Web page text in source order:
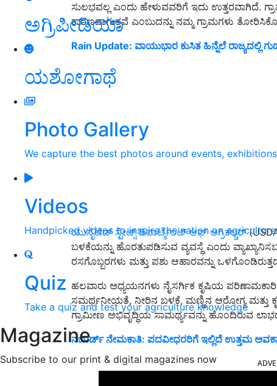
ಅಗ್ರಿಪೀಡಿಯಾ
ಯಶೋಗಾಥೆ
Photo Gallery
We capture the best photos around events,
Videos
Handpicked videos to inspire the nation on
Quiz
Take a quiz and test your agriculture knowledge
Magazine
Subscribe to our print & digital magazines now
ಸುಲಭವಲ್ಲ ಎಂದು ಹೇಳುವವರಿಗೆ ಇದು ಉತ್ತರವಾಗಿದೆ.
ಕಾರಣವಾಗುತ್ತವೆ ಎಂಬುದನ್ನು ನಮ್ಮ ಗ್ರಾಮಗಳು
Rain Update: ವಾಯುಭಾರ ಕುಸಿತ ಹಿನ್ನೆಲೆ ರಾಜ್ಯದಲ್ಲಿ
ಯುನೈಟೆಡ್ ಸ್ಟೇಟ್ಸ್ ಡಿಪಾರ್ಟ್ಮೆಂಟ್ ಆಫ್ ಅಗ್ರಿಕಲ್ಚರ್
ಬಳಕೆಯನ್ನು ಹೊರತುಪಡಿಸುವ ವ್ಯವಸ್ಥೆ ಎಂದು
ರಸಗೊಬ್ಬರಗಳು ಮತ್ತು ಪಶು ಆಹಾರವನ್ನು
ಹಲವಾರು ಅಧ್ಯಯನಗಳು ನೈಸರ್ಗಿಕ ಕೃಷಿಯ
ಸಮರ್ಥನೀಯತೆ, ನೀರಿನ ಬಳಕೆ, ಮಣ್ಣಿನ ಆರೋಗ್ಯ ಮತ್ತು
ಗ್ರಾಮೀಣ ಅಭಿವೃದ್ಧಿಯ ಸಾಮರ್ಥ್ಯವನ್ನು ಹೊಂದಿರುವ
ನಬಾರ್ಡ್‌ ನೇಮಕಾತಿ: ಪದವೀಧರರಿಗೆ ಇಲ್ಲಿದೆ ಉತ್ತಮ